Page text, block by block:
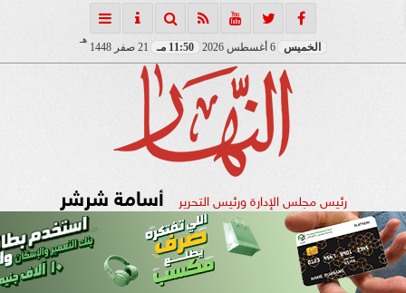
الخميس 11:50 مـ 21 صفر 1448
هـ
رئيس مجلس الإدارة ورئيس التحرير أسامة شرشر